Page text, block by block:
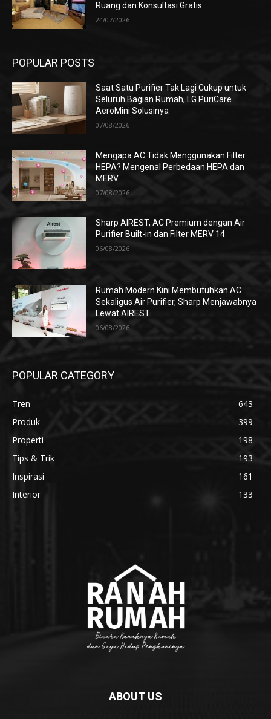
Ruang dan Konsultasi Gratis
24/07/2026
POPULAR POSTS
Saat Satu Purifier Tak Lagi Cukup untuk
Seluruh Bagian Rumah, LG PuriCare
AeroMini Solusinya
07/08/2026
Mengapa AC Tidak Menggunakan Filter
HEPA? Mengenal Perbedaan HEPA dan
MERV
07/08/2026
Sharp AIREST, AC Premium dengan Air
Purifier Built-in dan Filter MERV 14
06/08/2026
Rumah Modern Kini Membutuhkan AC
Sekaligus Air Purifier, Sharp Menjawabnya
Lewat AIREST
06/08/2026
POPULAR CATEGORY
Tren
643
Produk
399
Properti
198
Tips & Trik
193
Inspirasi
161
Interior
133
ABOUT US